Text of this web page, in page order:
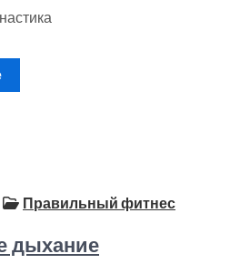
Правильный фитнес
дыхание